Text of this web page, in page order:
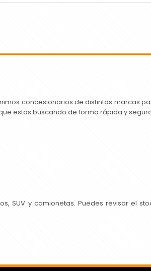
concesionarios de distintas marcas
estás buscando de forma rápida y
SUV y camionetas. Puedes revisar el